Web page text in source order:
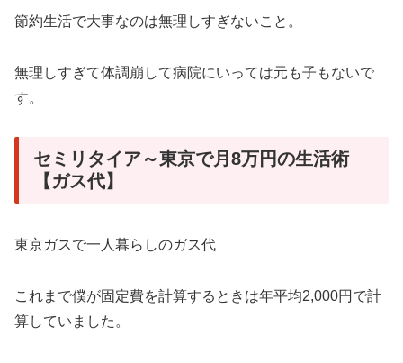
節約生活で大事なのは無理しすぎないこと。
無理しすぎて体調崩して病院にいっては元も子もないで
す。
セミリタイア～東京で月8万円の生活術
【ガス代】
東京ガスで一人暮らしのガス代
これまで僕が固定費を計算するときは年平均2,000円で計
算していました。